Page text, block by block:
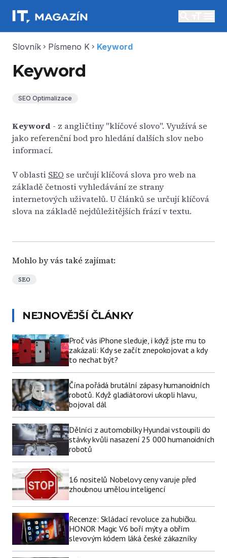
Slovník chevron_right Písmeno K chevron_right Keyword
Keyword
SEO Optimalizace
Keyword - z angličtiny "klíčové slovo". Využívá se
jako referenční bod pro hledání dalších slov nebo
informací.
V oblasti SEO se určují klíčová slova pro web na
základě četnosti vyhledávání ze strany
internetových uživatelů. U článků se určují klíčová
slova na základě nejdůležitějších frází v textu.
Mohlo by vás také zajímat:
SEO
NEJNOVĚJŠÍ ČLÁNKY
Proč vás iPhone sleduje, i když jste mu to
zakázali: Kdy se začít znepokojovat a kdy
to nechat být?
Čína pořádá brutální zápasy humanoidních
robotů. Když gladiátorovi ukopli hlavu,
bojoval dál
Dělníci z automobilky Hyundai vstoupili do
stávky kvůli nasazení 25 000 humanoidních
robotů
16 nositelů Nobelovy ceny varuje před
zhoubnou umělou inteligencí
Recenze: Skládací revoluce za hubičku.
HONOR Magic V6 boří mýty a obřím
slevovým kódem láká české zákazníky